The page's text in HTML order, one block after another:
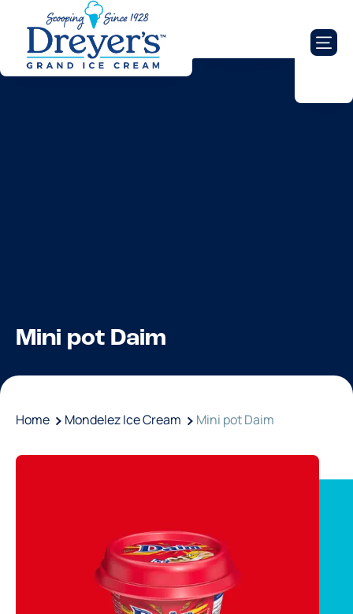
Mini pot Daim
Home Mondelez Ice Cream Mini pot Daim